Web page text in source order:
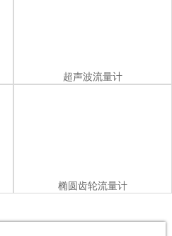
超声波流量计
椭圆齿轮流量计